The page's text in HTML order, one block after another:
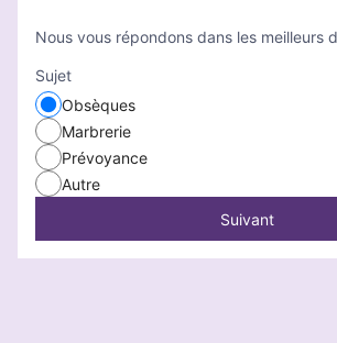
Nous vous répondons dans les meilleurs
Sujet
Obsèques
Marbrerie
Prévoyance
Autre
Suivant